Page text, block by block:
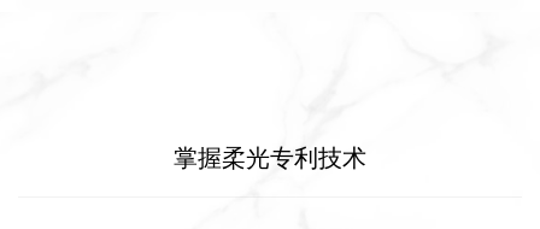
掌握柔光专利技术